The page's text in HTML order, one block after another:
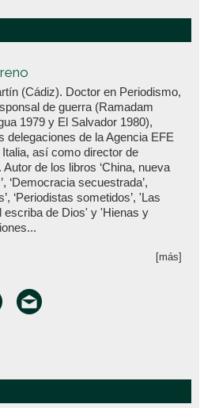
(Cádiz). Doctor en Periodismo,
de guerra (Ramadam
1979 y El Salvador 1980),
delegaciones de la Agencia EFE
así como director de
de los libros ‘China, nueva
‘Democracia secuestrada’,
‘Periodistas sometidos’, 'Las
escriba de Dios' y 'Hienas y
[más]